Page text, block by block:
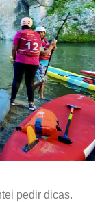
pedir dicas.